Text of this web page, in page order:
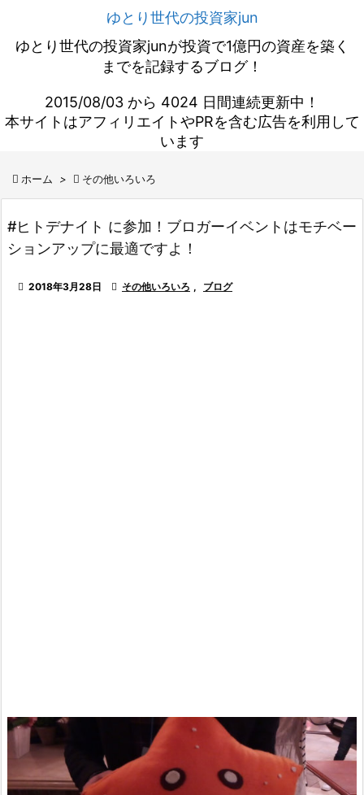
ゆとり世代の投資家jun
ゆとり世代の投資家junが投資で1億円の資産を築く
までを記録するブログ！
2015/08/03 から 4024 日間連続更新中！
本サイトはアフィリエイトやPRを含む広告を利用して
います
 ホーム >  その他いろいろ
#ヒトデナイト に参加！ブロガーイベントはモチベー
ションアップに最適ですよ！
 2018年3月28日  その他いろいろ , ブログ